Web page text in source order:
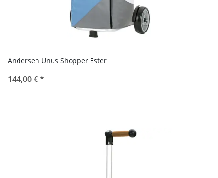
Andersen Unus Shopper Ester
144,00 €*